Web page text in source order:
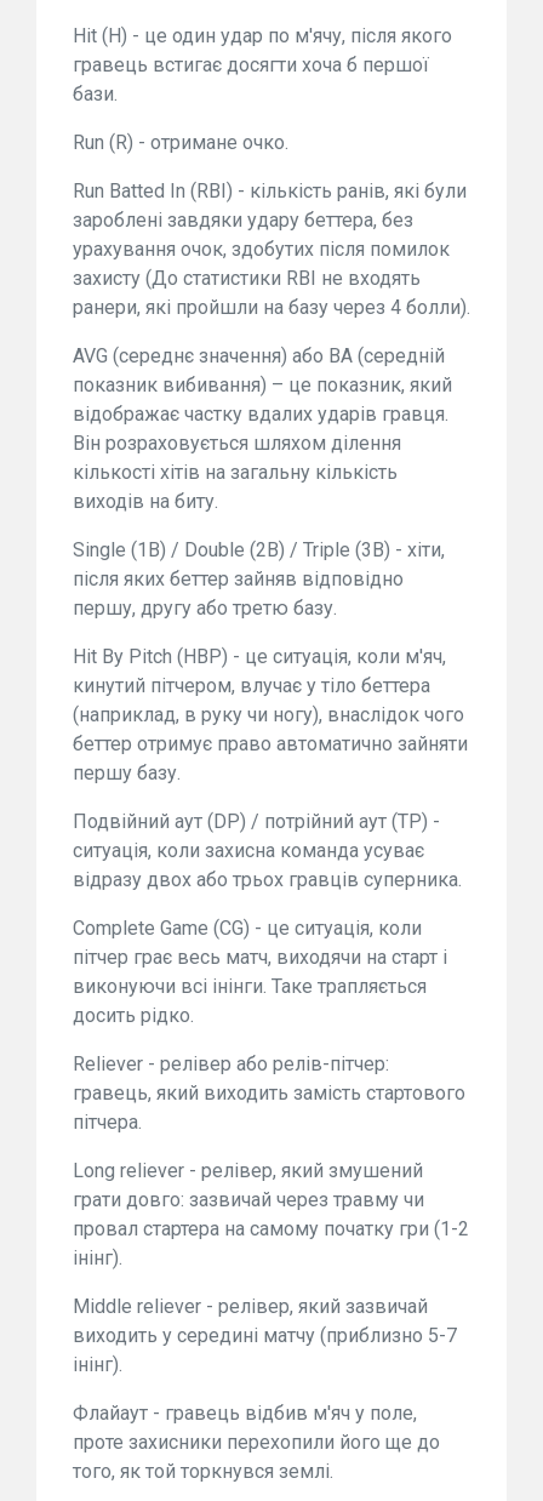
Hit (H) - це один удар по м'ячу, після якого
гравець встигає досягти хоча б першої
бази.
Run (R) - отримане очко.
Run Batted In (RBI) - кількість ранiв, які були
зароблені завдяки удару беттера, без
урахування очок, здобутих після помилок
захисту (До статистики RBI не входять
ранери, які пройшли на базу через 4 болли).
AVG (середнє значення) або BA (середній
показник вибивання) – це показник, який
відображає частку вдалих ударів гравця.
Він розраховується шляхом ділення
кількості хітів на загальну кількість
виходів на биту.
Single (1B) / Double (2B) / Triple (3B) - хіти,
після яких беттер зайняв відповідно
першу, другу або третю базу.
Hit By Pitch (HBP) - це ситуація, коли м'яч,
кинутий пітчером, влучає у тіло беттера
(наприклад, в руку чи ногу), внаслідок чого
беттер отримує право автоматично зайняти
першу базу.
Подвійний аут (DP) / потрійний аут (TP) -
ситуація, коли захисна команда усуває
відразу двох або трьох гравців суперника.
Complete Game (CG) - це ситуація, коли
пітчер грає весь матч, виходячи на старт і
виконуючи всі інінги. Таке трапляється
досить рідко.
Reliever - релівер або релів-пітчер:
гравець, який виходить замість стартового
пітчера.
Long reliever - релівер, який змушений
грати довго: зазвичай через травму чи
провал стартера на самому початку гри (1-2
інінг).
Middle reliever - релівер, який зазвичай
виходить у середині матчу (приблизно 5-7
інінг).
Флайаут - гравець відбив м'яч у поле,
проте захисники перехопили його ще до
того, як той торкнувся землі.